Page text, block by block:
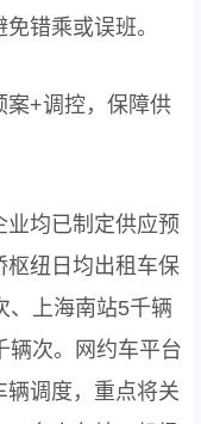
错乘或误班。
+调控，保障供
均已制定供应预
枢纽日均出租车保
、上海南站5千辆
辆次。网约车平台
调度，重点将关